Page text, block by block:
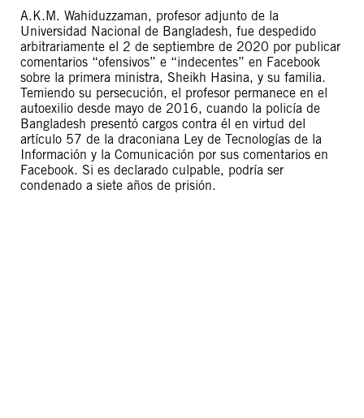
A.K.M. Wahiduzzaman, profesor adjunto de la
Universidad Nacional de Bangladesh, fue despedido
arbitrariamente el 2 de septiembre de 2020 por publicar
comentarios “ofensivos” e “indecentes” en Facebook
sobre la primera ministra, Sheikh Hasina, y su familia.
Temiendo su persecución, el profesor permanece en el
autoexilio desde mayo de 2016, cuando la policía de
Bangladesh presentó cargos contra él en virtud del
artículo 57 de la draconiana Ley de Tecnologías de la
Información y la Comunicación por sus comentarios en
Facebook. Si es declarado culpable, podría ser
condenado a siete años de prisión.